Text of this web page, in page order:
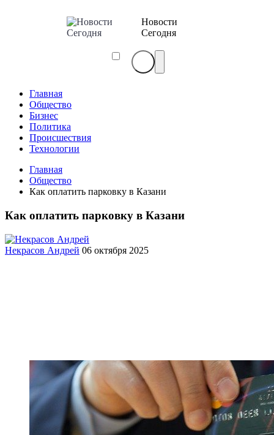
Новости
Сегодня
Главная
Общество
Бизнес
Политика
Происшествия
Технологии
Главная
Общество
Как оплатить парковку в Казани
Как оплатить парковку в Казани
Некрасов Андрей 06 октября 2025